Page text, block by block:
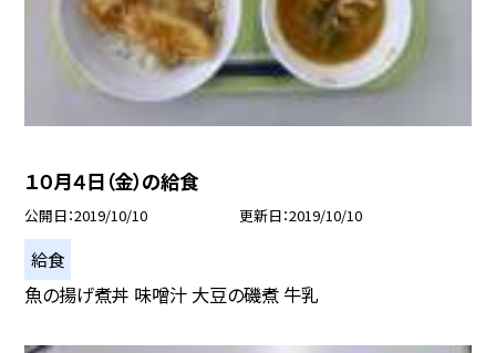
１０月４日（金）の給食
公開日 2019/10/10 更新日 2019/10/10
給食
魚の揚げ煮丼 味噌汁 大豆の磯煮 牛乳